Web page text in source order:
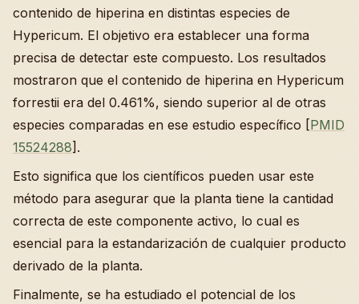
contenido de hiperina en distintas especies de
Hypericum. El objetivo era establecer una forma
precisa de detectar este compuesto. Los resultados
mostraron que el contenido de hiperina en Hypericum
forrestii era del 0.461%, siendo superior al de otras
especies comparadas en ese estudio específico [PMID
15524288].
Esto significa que los científicos pueden usar este
método para asegurar que la planta tiene la cantidad
correcta de este componente activo, lo cual es
esencial para la estandarización de cualquier producto
derivado de la planta.
Finalmente, se ha estudiado el potencial de los